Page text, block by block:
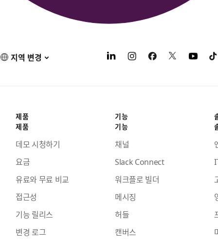
지역 변경
제품
제품
데모 시청하기
요금
유료와 무료 비교
접근성
기능 릴리스
변경 로그
기능
기능
채널
Slack Connect
워크플로 빌더
메시징
허들
캔버스